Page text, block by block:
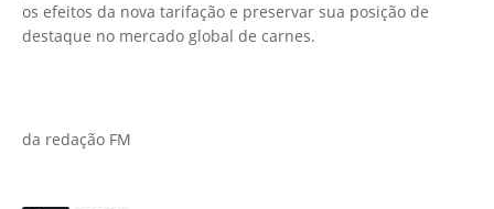
os efeitos da nova tarifação e preservar sua posição de
destaque no mercado global de carnes.
da redação FM